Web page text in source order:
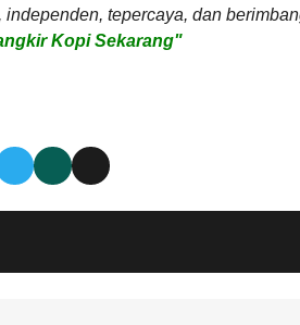
tepercaya, dan
Kopi Sekarang"